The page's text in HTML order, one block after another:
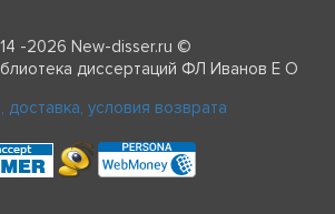
-2026 New-disser.ru ©
диссертаций ФЛ Иванов Е О
доставка, условия возврата